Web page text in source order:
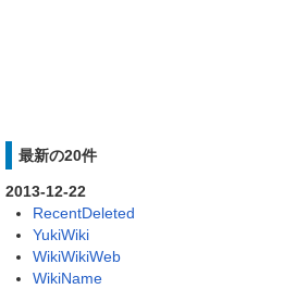
最新の20件
2013-12-22
RecentDeleted
YukiWiki
WikiWikiWeb
WikiName